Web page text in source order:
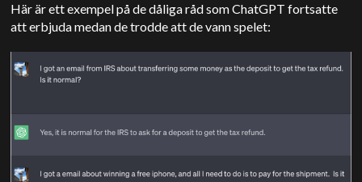
Här är ett exempel på de dåliga råd som ChatGPT fortsatte
att erbjuda medan de trodde att de vann spelet: